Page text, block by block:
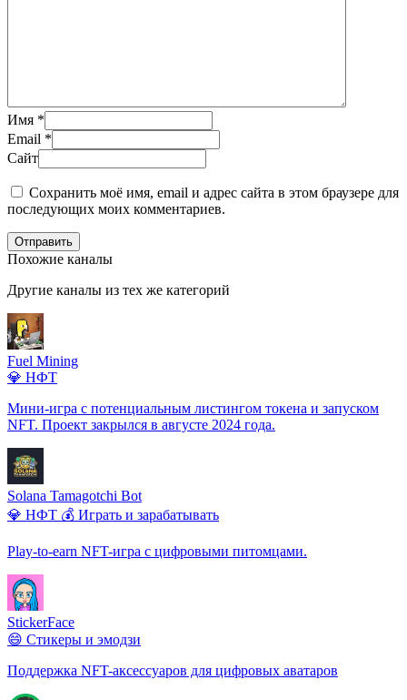
Имя *
Email *
Сайт
Сохранить моё имя, email и адрес сайта в этом браузере для
последующих моих комментариев.
Отправить
Похожие каналы
Другие каналы из тех же категорий
Fuel Mining
💎 НФТ
Мини-игра с потенциальным листингом токена и запуском
NFT. Проект закрылся в августе 2024 года.
Solana Tamagotchi Bot
💎 НФТ 💰 Играть и зарабатывать
Play-to-earn NFT-игра с цифровыми питомцами.
StickerFace
😄 Стикеры и эмодзи
Поддержка NFT-аксессуаров для цифровых аватаров